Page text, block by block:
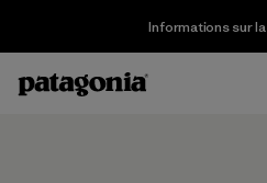
Informations sur